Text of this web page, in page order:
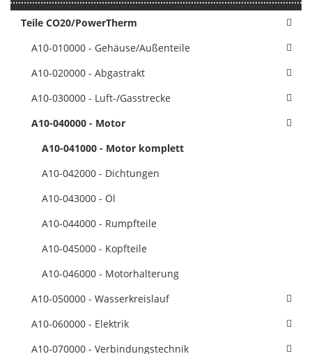
Teile CO20/PowerTherm
A10-010000 - Gehäuse/Außenteile
A10-020000 - Abgastrakt
A10-030000 - Luft-/Gasstrecke
A10-040000 - Motor
A10-041000 - Motor komplett
A10-042000 - Dichtungen
A10-043000 - Öl
A10-044000 - Rumpfteile
A10-045000 - Kopfteile
A10-046000 - Motorhalterung
A10-050000 - Wasserkreislauf
A10-060000 - Elektrik
A10-070000 - Verbindungstechnik